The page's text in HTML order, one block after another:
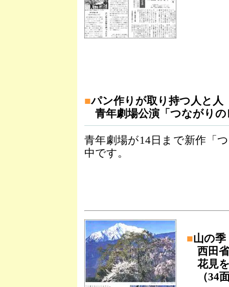
■パン作りが取り持つ人と人
青年劇場公演「つながりの
青年劇場が14日まで新作「
中です。
■山の季
西田
花見
（34